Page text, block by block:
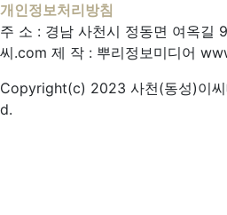
개인정보처리방침
주 소 : 경남 사천시 정동면 여옥길 9
씨.com 제 작 : 뿌리정보미디어
Copyright(c) 2023 사천(동성)이
d.